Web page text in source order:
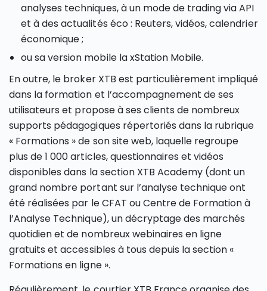
analyses techniques, à un mode de trading via API
et à des actualités éco : Reuters, vidéos, calendrier
économique ;
ou sa version mobile la xStation Mobile.
En outre, le broker XTB est particulièrement impliqué
dans la formation et l’accompagnement de ses
utilisateurs et propose à ses clients de nombreux
supports pédagogiques répertoriés dans la rubrique
« Formations » de son site web, laquelle regroupe
plus de 1 000 articles, questionnaires et vidéos
disponibles dans la section XTB Academy (dont un
grand nombre portant sur l’analyse technique ont
été réalisées par le CFAT ou Centre de Formation à
l’Analyse Technique), un décryptage des marchés
quotidien et de nombreux webinaires en ligne
gratuits et accessibles à tous depuis la section «
Formations en ligne ».